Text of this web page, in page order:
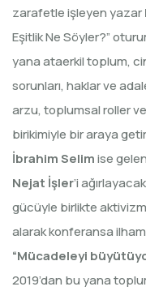
zarafetle işleyen yazar
Eşitlik Ne Söyler?”
yana ataerkil toplum,
sorunları, haklar ve
arzu, toplumsal roller
birikimiyle bir araya
İbrahim Selimise
Nejat İşler’i
gücüyle birlikte
alarak konferansa
“Mücadeleyi
2019’dan bu yana